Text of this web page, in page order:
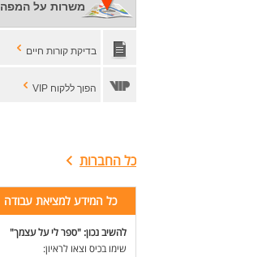
משרות על המפה
בדיקת קורות חיים
הפוך ללקוח VIP
כל החברות
כל המידע למציאת עבודה
להשיב נכון: "ספר לי על עצמך"
שימו בכיס וצאו לראיון: